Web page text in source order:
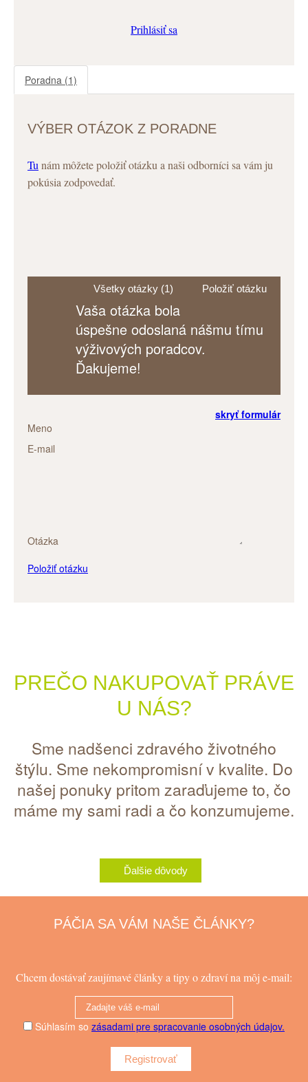
Prihlásiť sa
Poradna (1)
VÝBER OTÁZOK Z PORADNE
Tu nám môžete položiť otázku a naši odborníci sa vám ju
pokúsia zodpovedať.
Položiť otázku
Všetky otázky (1)
Vaša otázka bola
úspešne odoslaná nášmu tímu
výživových poradcov.
Ďakujeme!
skryť formulár
Meno
E-mail
Otázka
Položiť otázku
PREČO NAKUPOVAŤ PRÁVE
U NÁS?
Sme nadšenci zdravého životného
štýlu. Sme nekompromisní v kvalite. Do
našej ponuky pritom zaraďujeme to, čo
máme my sami radi a čo konzumujeme.
Ďalšie dôvody
PÁČIA SA VÁM NAŠE ČLÁNKY?
Chcem dostávať zaujímavé články a tipy o zdraví na môj e-mail:
Súhlasím so zásadami pre spracovanie osobných údajov.
Registrovať